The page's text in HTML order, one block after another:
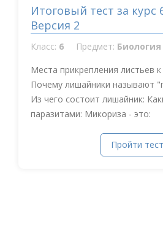
Итоговый тест за курс
Версия 2
Класс: 6 Предмет: Биология
Места прикрепления листьев
Почему лишайники называют
Из чего состоит лишайник:
паразитами: Микориза - это:
Пройти тест